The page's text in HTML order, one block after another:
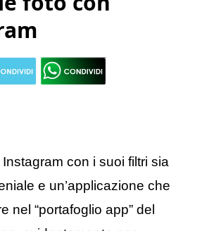
con i suoi filtri sia
e un’applicazione che
nel “portafoglio app” del